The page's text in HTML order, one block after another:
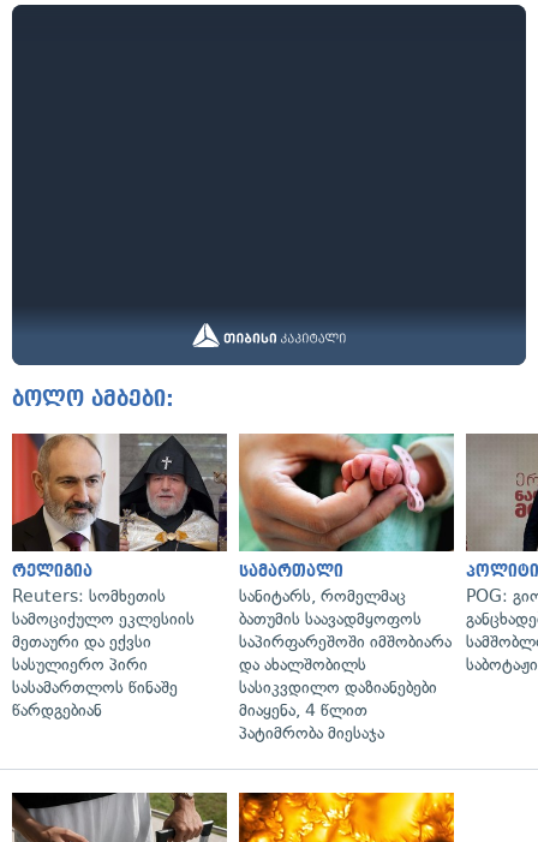
ბოლო ამბები:
რელიგია
Reuters: სომხეთის
სამოციქულო ეკლესიის
მეთაური და ექვსი
სასულიერო პირი
სასამართლოს წინაშე
წარდგებიან
სამართალი
სანიტარს, რომელმაც
ბათუმის საავადმყოფოს
საპირფარეშოში იმშობიარა
და ახალშობილს
სასიკვდილო დაზიანებები
მიაყენა, 4 წლით
პატიმრობა მიესაჯა
POG: